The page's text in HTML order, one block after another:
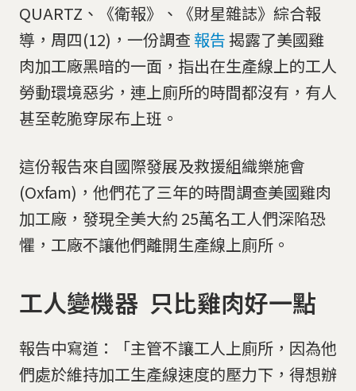
QUARTZ、《衛報》、《財星雜誌》綜合報
導，周四(12)，一份調查 報告揭露了美國雞
肉加工廠黑暗的一面，指出在生產線上的工人
勞動環境惡劣，連上廁所的時間都沒有，有人
甚至乾脆穿尿布上班。
這份報告來自國際發展及救援組織樂施會
(Oxfam)，他們花了三年的時間調查美國雞肉
加工廠，發現全美大約 25萬名工人們深陷恐
懼，工廠不讓他們離開生產線上廁所。
工人變機器 只比雞肉好一點
報告中寫道：「主管不讓工人上廁所，因為他
們處於維持加工生產線速度的壓力下，得想辦